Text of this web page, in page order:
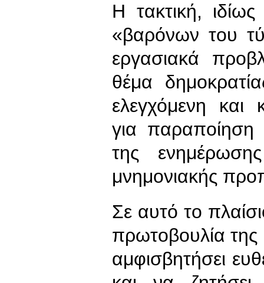
Η τακτική,
«βαρόνων του
εργασιακά
θέμα
ελεγχόμενη και
για παραποίηση
της
μνημονιακής
Σε αυτό το
πρωτοβουλία της
αμφισβητήσει